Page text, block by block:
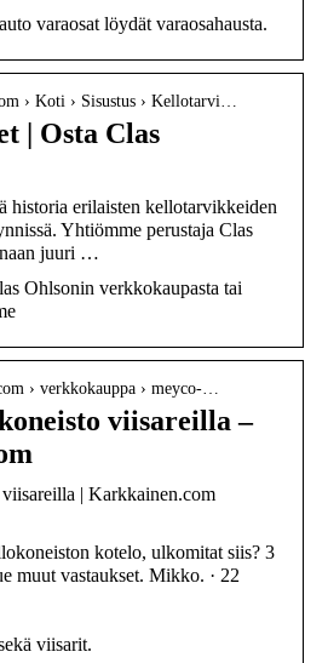
varaosat löydät varaosahausta.
› Koti › Sisustus › Kellotarvi…
| Osta Clas
historia erilaisten kellotarvikkeiden
Yhtiömme perustaja Clas
juuri …
Ohlsonin verkkokaupasta tai
› verkkokauppa › meyco-…
viisareilla –
| Karkkainen.com
kotelo, ulkomitat siis? 3
muut vastaukset. Mikko. · 22
viisarit.